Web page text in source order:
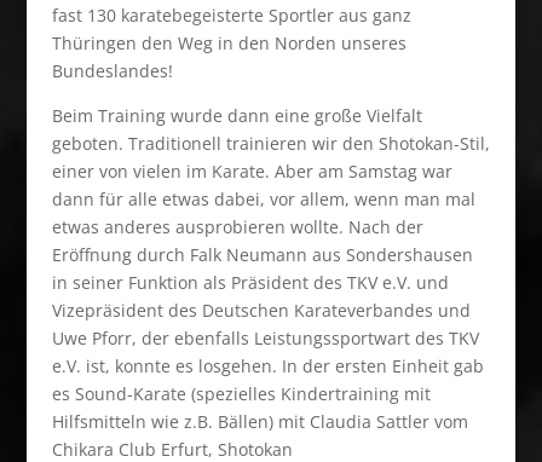
fast 130 karatebegeisterte Sportler aus ganz
Thüringen den Weg in den Norden unseres
Bundeslandes!
Beim Training wurde dann eine große Vielfalt
geboten. Traditionell trainieren wir den Shotokan-Stil,
einer von vielen im Karate. Aber am Samstag war
dann für alle etwas dabei, vor allem, wenn man mal
etwas anderes ausprobieren wollte. Nach der
Eröffnung durch Falk Neumann aus Sondershausen
in seiner Funktion als Präsident des TKV e.V. und
Vizepräsident des Deutschen Karateverbandes und
Uwe Pforr, der ebenfalls Leistungssportwart des TKV
e.V. ist, konnte es losgehen. In der ersten Einheit gab
es Sound-Karate (spezielles Kindertraining mit
Hilfsmitteln wie z.B. Bällen) mit Claudia Sattler vom
Chikara Club Erfurt, Shotokan